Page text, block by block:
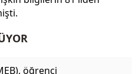
öğrenci